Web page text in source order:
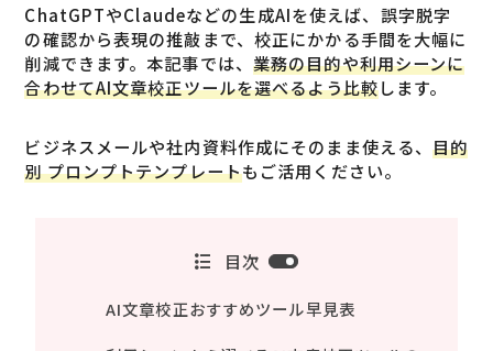
ChatGPTやClaudeなどの生成AIを使えば、誤字脱字
の確認から表現の推敲まで、校正にかかる手間を大幅に
削減できます。本記事では、 業務の目的や利用シーンに
合わせてAI文章校正ツールを選べるよう比較します。
ビジネスメールや社内資料作成にそのまま使える、目的
別 プロンプトテンプレートもご活用ください。
目次
AI文章校正おすすめツール早見表